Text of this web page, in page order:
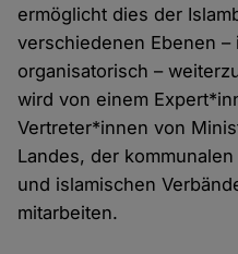
ermöglicht dies der
verschiedenen Ebenen
organisatorisch –
wird von einem
Vertreter*innen von
Landes, der
und islamischen
mitarbeiten.